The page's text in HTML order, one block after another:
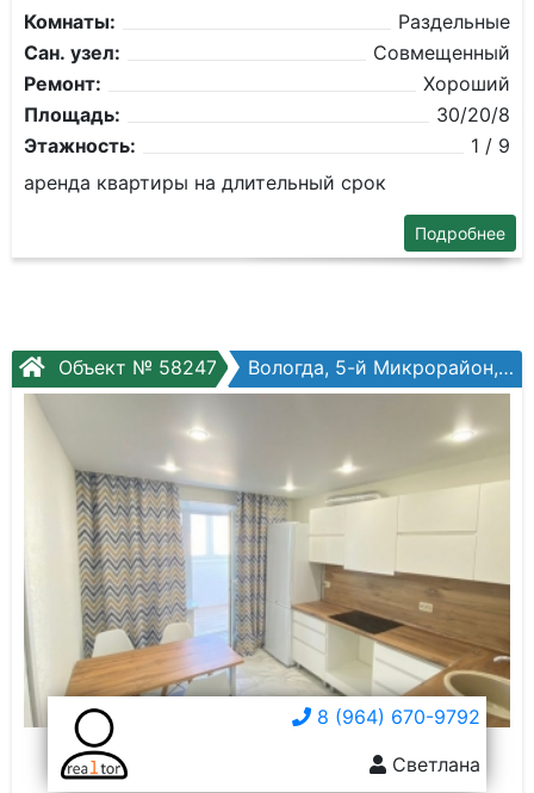
Комнаты:
Раздельные
Сан. узел:
Совмещенный
Ремонт:
Хороший
Площадь:
30/20/8
Этажность:
1 / 9
аренда квартиры на длительный срок
Подробнее
Объект № 58247 Вологда, 5-й Микрорайон, Архангельская ул, №10б
8 (964) 670-9792
Светлана